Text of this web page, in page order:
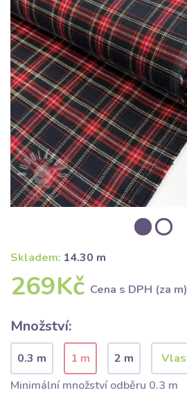
Skladem: 14.30 m
269Kč Cena s DPH (za m)
Množství:
0.3 m 1 m
2 m
Minimální množství odběru 0.3 m